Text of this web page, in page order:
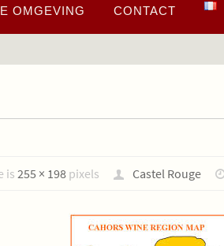
OMGEVING CONTACT
is255 × 198 pixels Castel Rouge